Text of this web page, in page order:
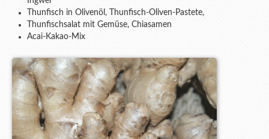
Thunfisch in Olivenöl, Thunfisch-Oliven-Pastete,
Thunfischsalat mit Gemüse, Chiasamen
Acai-Kakao-Mix